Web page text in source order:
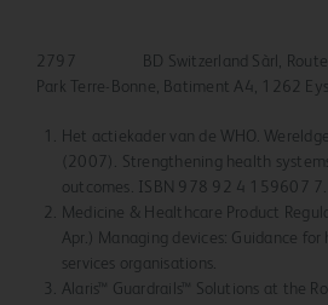
2797 BD Switzerland Sàrl, Route de
Park Terre-Bonne, Batiment A4, 1262
Het actiekader van de WHO.
(2007). Strengthening health
outcomes. ISBN 978 92 4 159607 7.
Medicine & Healthcare Product
Apr.) Managing devices: Guidance for
services organisations.
Alaris™ Guardrails™ Solutions at the